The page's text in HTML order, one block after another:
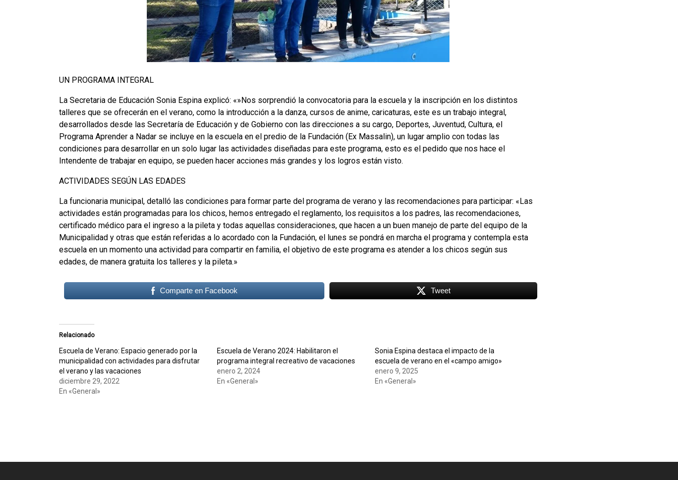
UN PROGRAMA INTEGRAL
La Secretaria de Educación Sonia Espina explicó: «»Nos sorprendió la convocatoria para la escuela y la inscripción en los distintos
talleres que se ofrecerán en el verano, como la introducción a la danza, cursos de anime, caricaturas, este es un trabajo integral,
desarrollados desde las Secretaría de Educación y de Gobierno con las direcciones a su cargo, Deportes, Juventud, Cultura, el
Programa Aprender a Nadar se incluye en la escuela en el predio de la Fundación (Ex Massalin), un lugar amplio con todas las
condiciones para desarrollar en un solo lugar las actividades diseñadas para este programa, esto es el pedido que nos hace el
Intendente de trabajar en equipo, se pueden hacer acciones más grandes y los logros están visto.
ACTIVIDADES SEGÚN LAS EDADES
La funcionaria municipal, detalló las condiciones para formar parte del programa de verano y las recomendaciones para participar: «Las
actividades están programadas para los chicos, hemos entregado el reglamento, los requisitos a los padres, las recomendaciones,
certificado médico para el ingreso a la pileta y todas aquellas consideraciones, que hacen a un buen manejo de parte del equipo de la
Municipalidad y otras que están referidas a lo acordado con la Fundación, el lunes se pondrá en marcha el programa y contempla esta
escuela en un momento una actividad para compartir en familia, el objetivo de este programa es atender a los chicos según sus
edades, de manera gratuita los talleres y la pileta.»
Comparte en Facebook Tweet
Relacionado
Escuela de Verano: Espacio generado por la
municipalidad con actividades para disfrutar
el verano y las vacaciones
diciembre 29, 2022
En «General»
Escuela de Verano 2024: Habilitaron el
programa integral recreativo de vacaciones
enero 2, 2024
En «General»
Sonia Espina destaca el impacto de la
escuela de verano en el «campo amigo»
enero 9, 2025
En «General»